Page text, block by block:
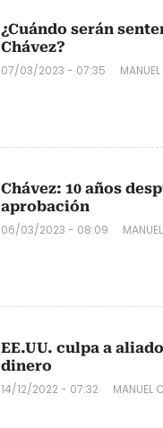
¿Cuándo serán
Chávez?
07/03/2023 - 07:35
Chávez: 10 años
aprobación
06/03/2023 - 08:09
EE.UU. culpa a
dinero
14/12/2022 - 07:32 MANUEL